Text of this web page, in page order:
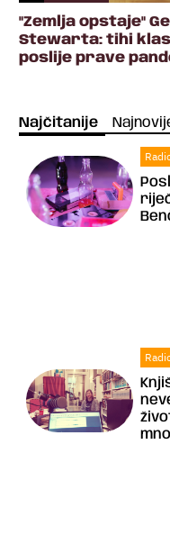
"Zemlja opstaje"
Stewarta: tihi
poslije prave
Najčitanije